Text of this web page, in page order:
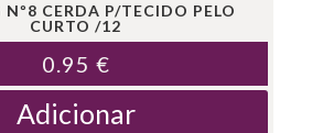
Nº8 CERDA P/TECIDO PELO
CURTO /12
0.95 €
Adicionar